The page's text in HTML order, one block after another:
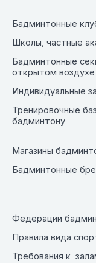
Бадминтонные
Школы, частные
Бадминтонные
открытом воздухе
Индивидуальные
Тренировочные
бадминтону
Магазины
Бадминтонные
Федерации
Правила вида
Требования к